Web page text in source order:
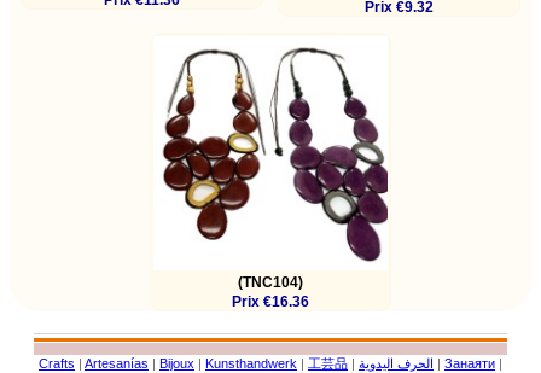
Prix €9.32
(TNC104)
Prix €16.36
Crafts Artesanías Bijoux Kunsthandwerk 工芸品 الحرف اليدوية Занаяти